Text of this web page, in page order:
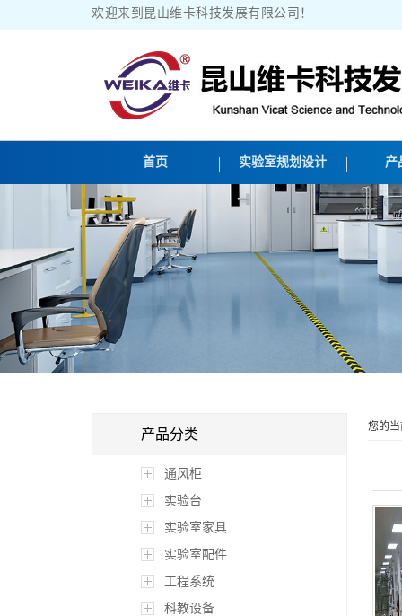
欢迎来到昆山维卡科技发展有限公司！
首页 实验室规划设计 产
产品分类
通风柜
实验台
实验室家具
实验室配件
工程系统
科教设备
您的